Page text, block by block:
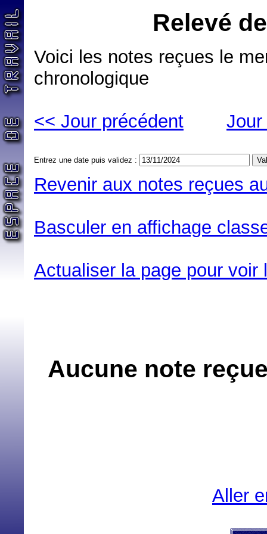
Relevé
Voici les notes reçues le
chronologique
<< Jour précédent
Entrez une date puis validez :
Revenir aux notes reçues
Basculer en affichage
Actualiser la page pour
Aucune note
Aller